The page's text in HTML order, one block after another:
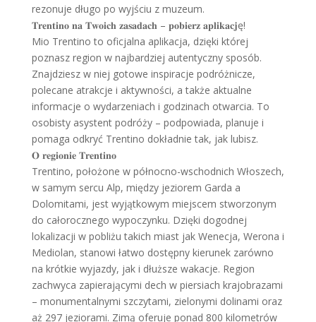
rezonuje długo po wyjściu z muzeum.
𝐓𝐫𝐞𝐧𝐭𝐢𝐧𝐨 𝐧𝐚 𝐓𝐰𝐨𝐢𝐜𝐡 𝐳𝐚𝐬𝐚𝐝𝐚𝐜𝐡 – 𝐩𝐨𝐛𝐢𝐞𝐫𝐳 𝐚𝐩𝐥𝐢𝐤𝐚𝐜𝐣ę!
Mio Trentino to oficjalna aplikacja, dzięki której
poznasz region w najbardziej autentyczny sposób.
Znajdziesz w niej gotowe inspiracje podróżnicze,
polecane atrakcje i aktywności, a także aktualne
informacje o wydarzeniach i godzinach otwarcia. To
osobisty asystent podróży – podpowiada, planuje i
pomaga odkryć Trentino dokładnie tak, jak lubisz.
𝐎 𝐫𝐞𝐠𝐢𝐨𝐧𝐢𝐞 𝐓𝐫𝐞𝐧𝐭𝐢𝐧𝐨
Trentino, położone w północno-wschodnich Włoszech,
w samym sercu Alp, między jeziorem Garda a
Dolomitami, jest wyjątkowym miejscem stworzonym
do całorocznego wypoczynku. Dzięki dogodnej
lokalizacji w pobliżu takich miast jak Wenecja, Werona i
Mediolan, stanowi łatwo dostępny kierunek zarówno
na krótkie wyjazdy, jak i dłuższe wakacje. Region
zachwyca zapierającymi dech w piersiach krajobrazami
– monumentalnymi szczytami, zielonymi dolinami oraz
aż 297 jeziorami. Zimą oferuje ponad 800 kilometrów